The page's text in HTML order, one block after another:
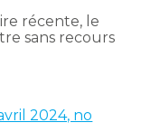
récente, le
sans recours
2024, no